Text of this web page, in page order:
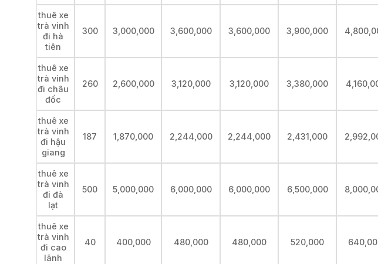
thuê xe
trà vinh
đi hà
tiên
300 3,000,000 3,600,000 3,600,000 3,900,000
thuê xe
trà vinh
đi châu
đốc
260 2,600,000 3,120,000 3,120,000 3,380,000
thuê xe
trà vinh
đi hậu
giang
187 1,870,000 2,244,000 2,244,000 2,431,000
thuê xe
trà vinh
đi đà
lạt
500 5,000,000 6,000,000 6,000,000 6,500,000
thuê xe
trà vinh
đi cao
lãnh
40 400,000 480,000 480,000 520,000